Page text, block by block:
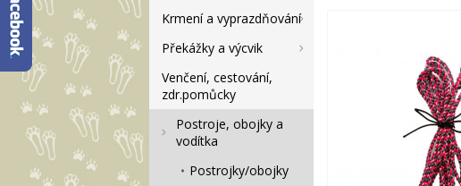
Krmení a vyprazdňování
Překážky a výcvik
Venčení, cestování,
zdr.pomůcky
Postroje, obojky a
vodítka
Postrojky/obojky